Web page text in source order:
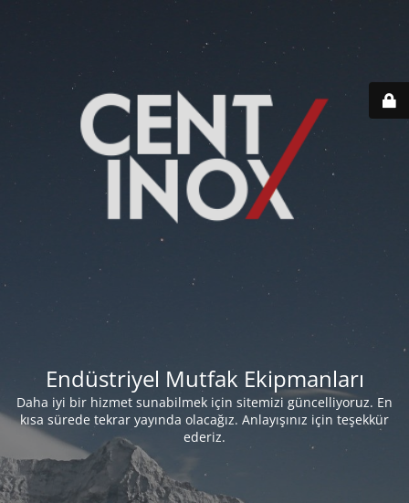
Endüstriyel Mutfak Ekipmanları
Daha iyi bir hizmet sunabilmek için sitemizi güncelliyoruz. En
kısa sürede tekrar yayında olacağız. Anlayışınız için teşekkür
ederiz.